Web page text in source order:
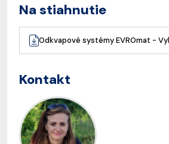
Na stiahnutie
Odkvapové systémy EVROmat -
Kontakt